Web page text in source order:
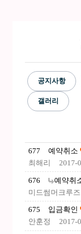
공지사항
갤러리
677
예약취소
최해리
2017-
676
예약취
미드썸머크루즈
675
입금확인
안훈정
2017-